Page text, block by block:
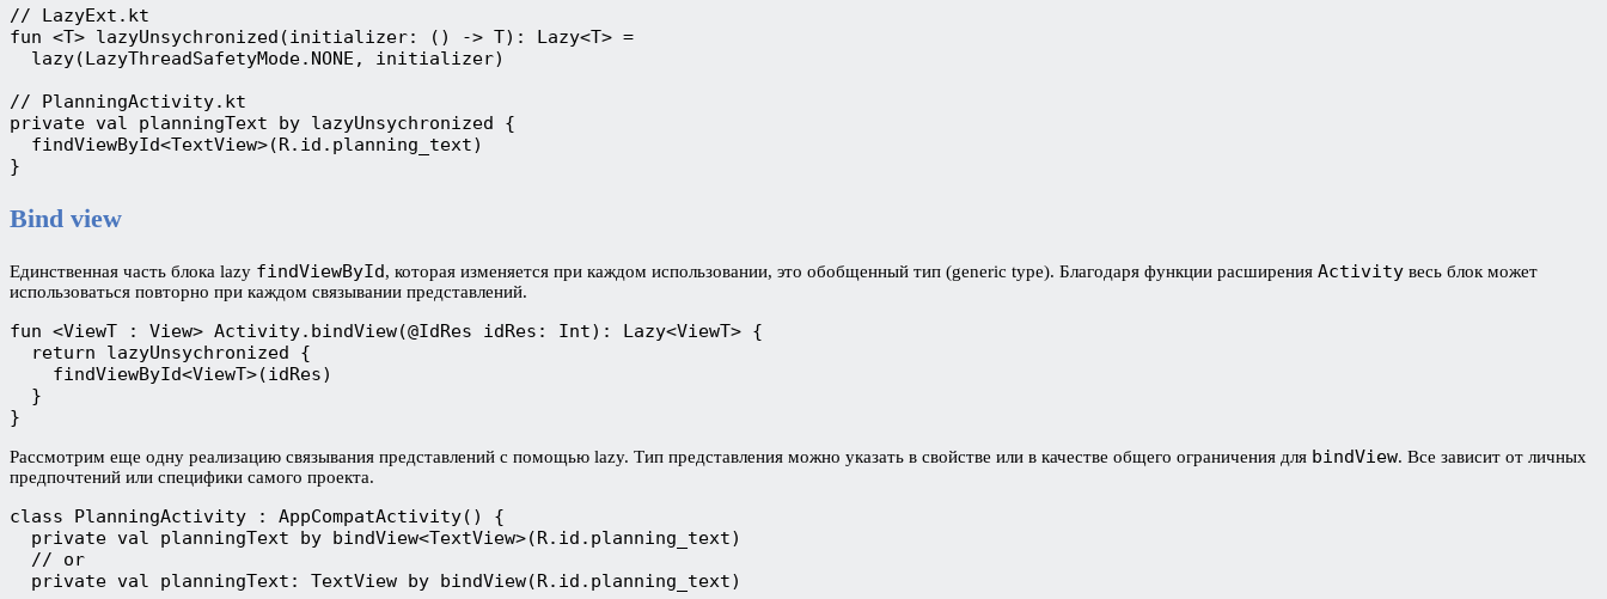
// LazyExt.kt
fun <T> lazyUnsychronized(initializer: () -> T): Lazy<T> =
  lazy(LazyThreadSafetyMode.NONE, initializer)
// PlanningActivity.kt
private val planningText by lazyUnsychronized {
  findViewById<TextView>(R.id.planning_text)
}
Bind view
Единственная часть блока lazy findViewById, которая изменяется при каждом использовании, это обобщенный тип (generic type). Благодаря функции расширения Activity весь блок может
использоваться повторно при каждом связывании представлений.
fun <ViewT : View> Activity.bindView(@IdRes idRes: Int): Lazy<ViewT> {
  return lazyUnsychronized {
    findViewById<ViewT>(idRes)
  }
}
Рассмотрим еще одну реализацию связывания представлений с помощью lazy. Тип представления можно указать в свойстве или в качестве общего ограничения для bindView. Все зависит от личных
предпочтений или специфики самого проекта.
class PlanningActivity : AppCompatActivity() {
  private val planningText by bindView<TextView>(R.id.planning_text)
  // or
  private val planningText: TextView by bindView(R.id.planning_text)